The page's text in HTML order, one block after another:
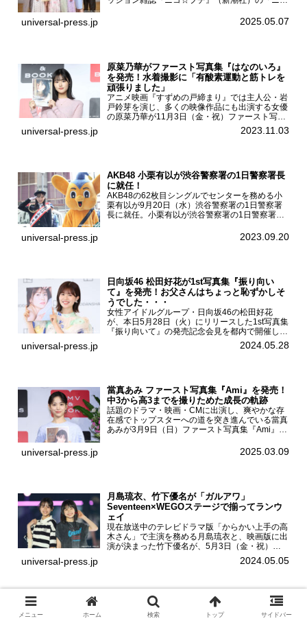
モード学園コクーンタワーで開催され、卒業モデ
universal-press.jp 2025.05.07
原菜乃華がファースト写真集『はなのいろ』
を発売！水着撮影に「有酸素運動と筋トレを
頑張りました」
アニメ映画『すずめの戸締まり』では主人公・岩
戸鈴芽を演じ、多くの映像作品にも出演する女優
の原菜乃華が11月3日（金・祝）ファースト写真
集『はなのいろ』発売記念イベントを
HMV&BOOKS SHIBUYAで開催した。原菜乃華フ
universal-press.jp 2023.11.03
AKB48 小栗有以が渋谷警察署の1日警察署長
に就任！
AKB48の62枚目シングルでセンターを務める小
栗有以が9月20日（水）渋谷警察署の1日警察署
長に就任。小栗有以が渋谷警察署の1日警察署長
での10日間実施される令和5年 秋の全国交通安全
universal-press.jp 2023.09.20
日向坂46 松田好花が1st写真集『振り向い
て』を発売！お父さんはちょっと恥ずかしそ
うでした・・・
女性アイドルグループ・日向坂46の松田好花
が、本日5月28日（火）にリリースした1st写真集
『振り向いて』の発売記念会見を都内で開催し
た。日向坂46 松田好花1st写真集『振り向いて』
発売記念会見写真集では日向坂46の松田好花を
universal-press.jp 2024.05.28
當真あみ ファースト写真集『Ami』を発売！
中3から高3までを撮りためた成長の軌跡
話題のドラマ・映画・CMに出演し、爽やかな存
在感でトップスターへの道を突き進んでいる當真
あみが3月9日（日）ファースト写真集『Ami』
BOOKS SHIBUYAで開催した。當真あみファース
universal-press.jp 2025.03.09
月島琉衣、竹下優名が「ガルアワ」
Seventeen×WEGOステージで揃ってランウ
ェイ
現在放送中のテレビドラマ版「からかい上手の高
木さん」で主演を務める月島琉衣と、映画版に出
演が決まった竹下優名が、5月3日（金・祝）東
京・国立代々木競技場第一体育館で開催されたフ
ァッション&音楽イベント『Rakuten GirlsAward
universal-press.jp 2024.05.05
高田里穂が写真集『素描』を発売！紙版とデ
ジタル版、両方の違いを楽しんで！
メニュー ホーム 検索 トップ サイドバー